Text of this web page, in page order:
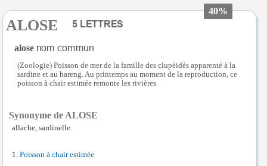
40%
ALOSE
alose
(Zoologie) Poisson de mer de la famille des clupéidés apparenté à la
sardine et au hareng. Au printemps au moment de la reproduction, ce
poisson à chair estimée remonte les rivières.
Synonyme de ALOSE
allache, sardinelle.
Poisson à chair estimée